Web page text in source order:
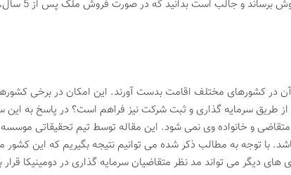
بوده و از این مبلغ جدا است.
در کشورهای مختلف اقامت بدست آورند. این امکان در برخی
از طریق سرمایه گذاری و ثبت شرکت نیز فراهم است؟ در پاسخ به این
و خانواده وی نمی شود. این مقاله توسط تیم تحقیقاتی
با توجه به مطالب ذکر شده می توانیم نتیجه بگیریم که این
دیگر می تواند مد نظر متقاضیان سرمایه گذاری در دومینیکا قرار